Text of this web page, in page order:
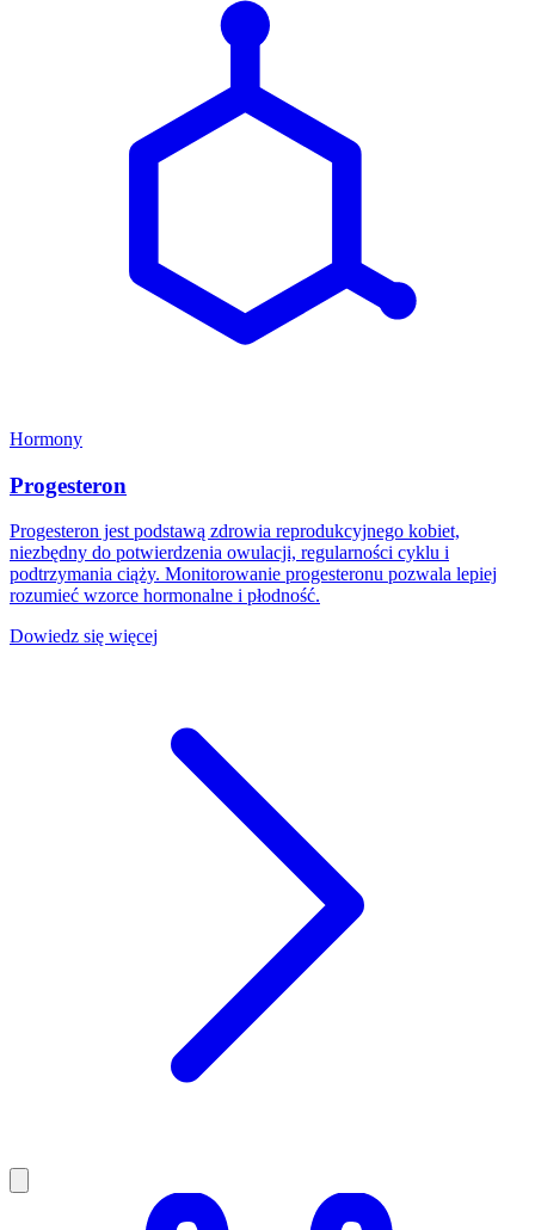
Hormony
Progesteron
Progesteron jest podstawą zdrowia reprodukcyjnego kobiet,
niezbędny do potwierdzenia owulacji, regularności cyklu i
podtrzymania ciąży. Monitorowanie progesteronu pozwala lepiej
rozumieć wzorce hormonalne i płodność.
Dowiedz się więcej